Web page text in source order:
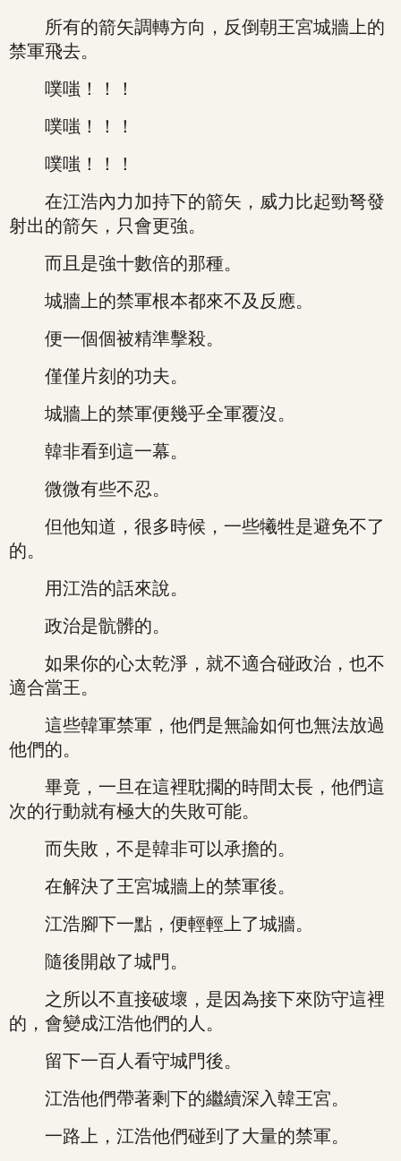
所有的箭矢調轉方向，反倒朝王宮城牆上的
禁軍飛去。
噗嗤！！！
噗嗤！！！
噗嗤！！！
在江浩內力加持下的箭矢，威力比起勁弩發
射出的箭矢，只會更強。
而且是強十數倍的那種。
城牆上的禁軍根本都來不及反應。
便一個個被精準擊殺。
僅僅片刻的功夫。
城牆上的禁軍便幾乎全軍覆沒。
韓非看到這一幕。
微微有些不忍。
但他知道，很多時候，一些犧牲是避免不了
的。
用江浩的話來說。
政治是骯髒的。
如果你的心太乾淨，就不適合碰政治，也不
適合當王。
這些韓軍禁軍，他們是無論如何也無法放過
他們的。
畢竟，一旦在這裡耽擱的時間太長，他們這
次的行動就有極大的失敗可能。
而失敗，不是韓非可以承擔的。
在解決了王宮城牆上的禁軍後。
江浩腳下一點，便輕輕上了城牆。
隨後開啟了城門。
之所以不直接破壞，是因為接下來防守這裡
的，會變成江浩他們的人。
留下一百人看守城門後。
江浩他們帶著剩下的繼續深入韓王宮。
一路上，江浩他們碰到了大量的禁軍。